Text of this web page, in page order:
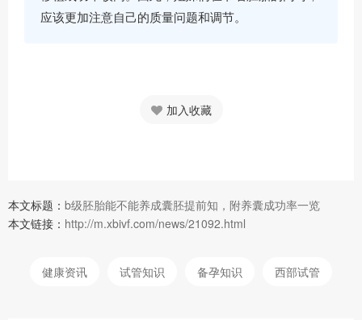
应该更加注意自己的质量问题和调节。
加入收藏
本文标题： b级胚胎能不能养成囊胚提前知，附养囊成功率一览
本文链接： http://m.xbivf.com/news/21092.html
健康资讯 试管知识 备孕知识 西部试管